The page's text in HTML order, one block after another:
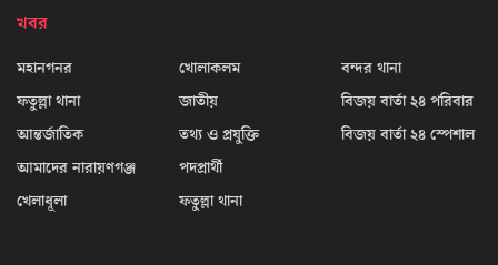
খবর
মহানগনর
ফতুল্লা থানা
আন্তর্জাতিক
আমাদের নারায়ণগঞ্জ
খেলাধূলা
খোলাকলম
জাতীয়
তথ্য ও প্রযুক্তি
পদপ্রার্থী
ফতুল্লা থানা
বন্দর থানা
বিজয় বার্তা ২৪ পরিবার
বিজয় বার্তা ২৪ স্পেশাল